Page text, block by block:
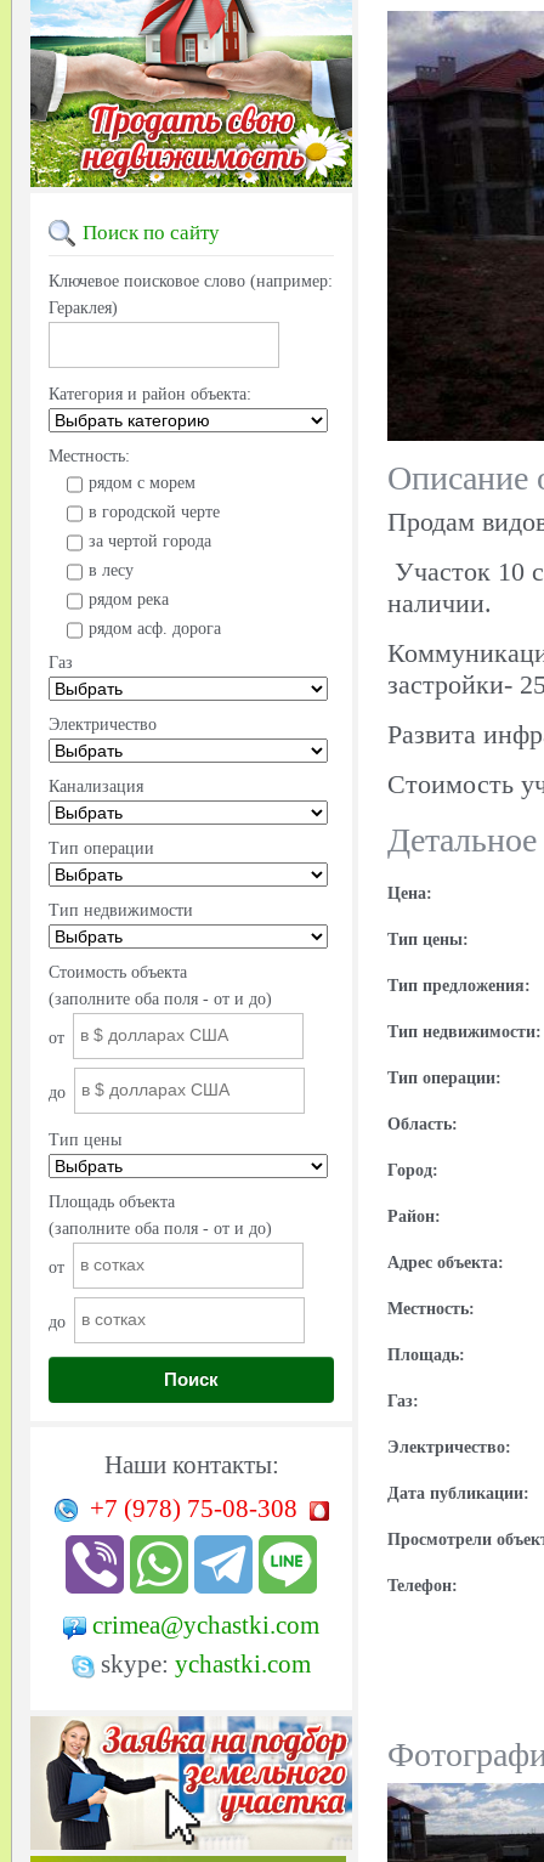
Поиск по сайту
Ключевое поисковое слово (например:
Гераклея)
Категория и район объекта:
Местность:
рядом с морем
в городской черте
за чертой города
в лесу
рядом река
рядом асф. дорога
Газ
Электричество
Канализация
Тип операции
Тип недвижимости
Стоимость объекта
(заполните оба поля - от и до)
от
до
Тип цены
Площадь объекта
(заполните оба поля - от и до)
от
до
Поиск
Наши контакты:
+7 (978) 75-08-308
crimea@ychastki.com
skype: ychastki.com
Описание
Продам
Участок 10
наличии.
застройки-
Развита
Стоимость
Цена:
Тип цены:
Тип предложения:
Тип недвижимости:
Тип операции:
Область:
Город:
Район:
Адрес объекта:
Местность:
Площадь:
Газ:
Электричество:
Дата публикации:
Просмотрели
Телефон: